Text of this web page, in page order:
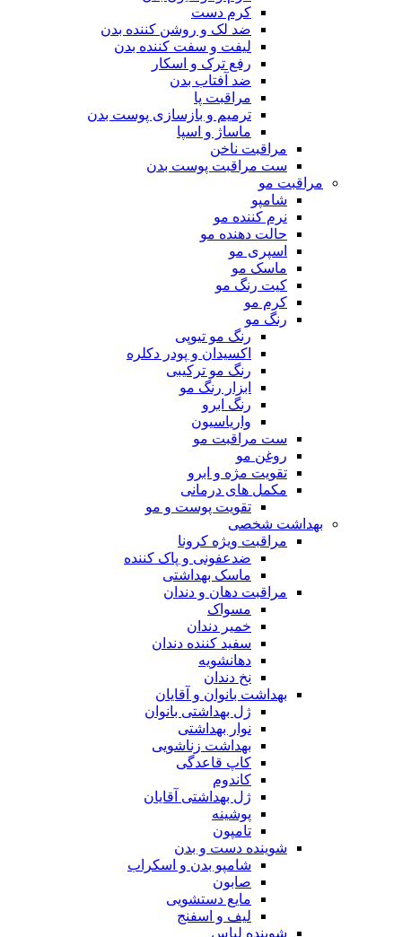
کرم دست
ضد لک و روشن کننده بدن
لیفت و سفت کننده بدن
رفع ترک و اسکار
ضد آفتاب بدن
مراقبت پا
ترمیم و بازسازی پوست بدن
ماساژ و اسپا
مراقبت ناخن
ست مراقبت پوست بدن
مراقبت مو
شامپو
نرم کننده مو
حالت دهنده مو
اسپری مو
ماسک مو
کیت رنگ مو
کرم مو
رنگ مو
رنگ مو تیوپی
اکسیدان و پودر دکلره
رنگ مو ترکیبی
ابزار رنگ مو
رنگ ابرو
واریاسیون
ست مراقبت مو
روغن مو
تقویت مژه و ابرو
مکمل های درمانی
تقویت پوست و مو
بهداشت شخصی
مراقبت ویژه کرونا
ضدعفونی و پاک کننده
ماسک بهداشتی
مراقبت دهان و دندان
مسواک
خمیر دندان
سفید کننده دندان
دهانشویه
نخ دندان
بهداشت بانوان و آقایان
ژل بهداشتی بانوان
نوار بهداشتی
بهداشت زناشویی
کاپ قاعدگی
کاندوم
ژل بهداشتی آقایان
پوشینه
تامپون
شوینده دست و بدن
شامپو بدن و اسکراب
صابون
مایع دستشویی
لیف و اسفنج
شوینده لباس